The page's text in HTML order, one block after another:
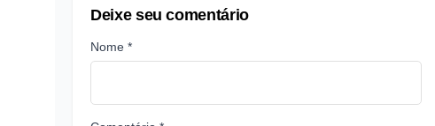
Deixe seu comentário
Nome *